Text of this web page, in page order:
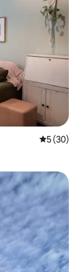
5 de uma
5 (30)